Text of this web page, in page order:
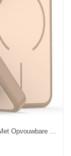
Hoesje Samsung Galaxy S26 Plus Magnetisch Met Opvouwbare Standaard